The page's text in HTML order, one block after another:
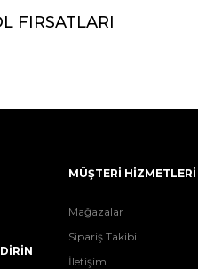
FIRSATLARI
MÜŞTERİ HİZMETLERİ
Mağazalar
Sipariş Takibi
İletişim